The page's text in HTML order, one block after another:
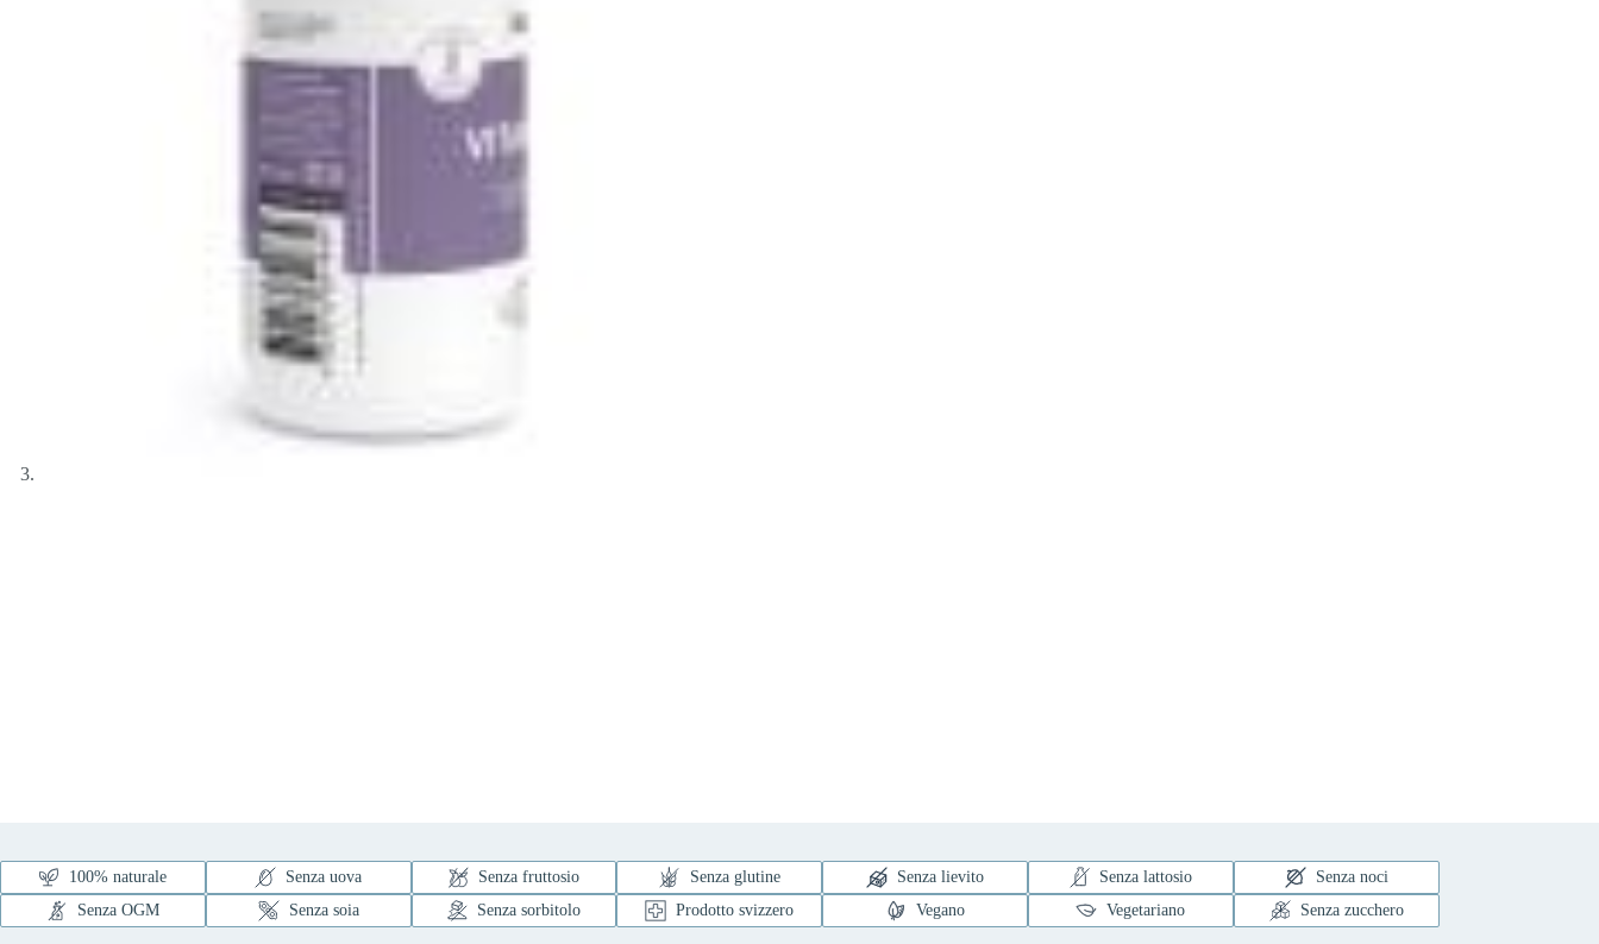
100% naturale Senza uova Senza fruttosio Senza glutine Senza lievito Senza lattosio
Senza noci
Senza OGM
Senza soia Senza sorbitolo Prodotto svizzero Vegano Vegetariano Senza zucchero